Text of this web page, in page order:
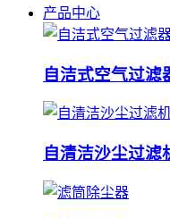
产品中心
自洁式空气过滤
自清洁沙尘过滤